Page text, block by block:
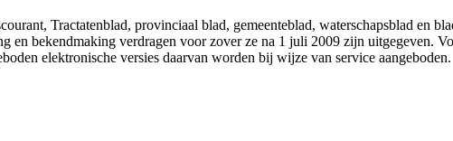
Tractatenblad, provinciaal blad, gemeenteblad, waterschapsblad en
en bekendmaking verdragen voor zover ze na 1 juli 2009 zijn uitgegeven.
elektronische versies daarvan worden bij wijze van service aangeboden.